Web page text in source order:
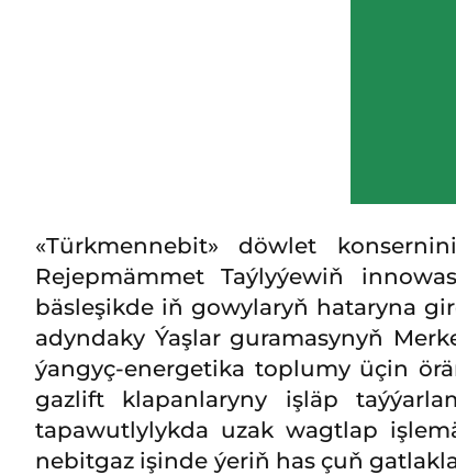
«Türkmennebit» döwlet
Rejepmämmet Taýlyýewiň
bäsleşikde iň gowylaryň hataryna
adyndaky Ýaşlar guramasynyň
ýangyç-energetika toplumy üçin
gazlift klapanlaryny işläp
tapawutlylykda uzak wagtlap
nebitgaz işinde ýeriň has çuň